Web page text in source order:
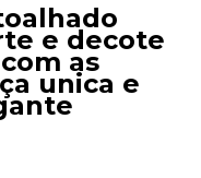
e decote
as
unica e